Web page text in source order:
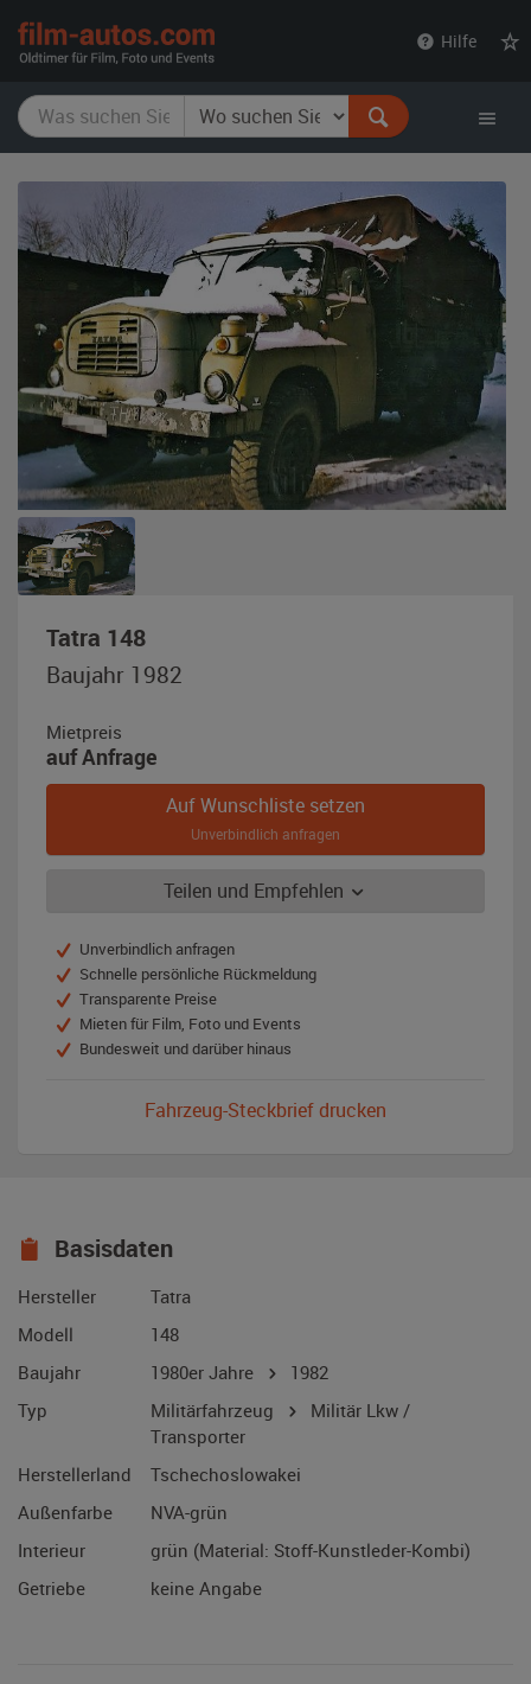
Hilfe
Tatra 148,
Baujahr
1982,
grün
Baujahr 1982
Mietpreis
auf Anfrage
Auf Wunschliste setzen
Unverbindlich anfragen
Teilen und Empfehlen
Unverbindlich anfragen
Schnelle persönliche Rückmeldung
Transparente Preise
Mieten für Film, Foto und Events
Bundesweit und darüber hinaus
Fahrzeug-Steckbrief drucken
Basisdaten
Hersteller
Tatra
Modell
148
Baujahr
1980er Jahre
1982
Typ
Militärfahrzeug
Militär Lkw /
Transporter
Herstellerland
Tschechoslowakei
Außenfarbe
NVA-grün
Interieur
grün (Material: Stoff-Kunstleder-Kombi)
Getriebe
keine Angabe